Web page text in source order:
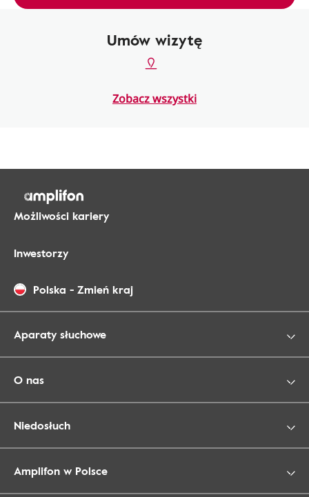
Umów wizytę
Zobacz wszystki
Możliwości kariery
Inwestorzy
Polska - Zmień kraj
Aparaty słuchowe
O nas
Niedosłuch
Amplifon w Polsce